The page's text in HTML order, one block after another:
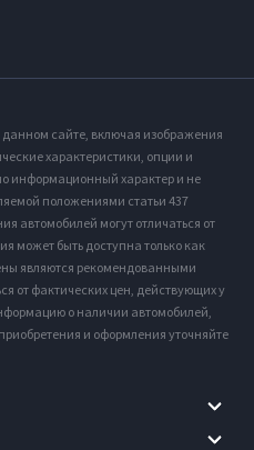
сайте, включая изображения
характеристики, опции и
информационный характер и не
положениями статьи 437
автомобилей могут отличаться от
может быть доступна только как
являются рекомендованными
от фактических цен, действующих у
о наличии автомобилей,
и оформления уточняйте